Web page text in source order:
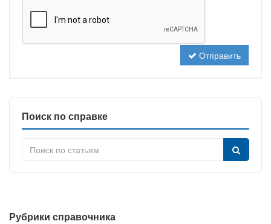
Отправить
Поиск по справке
Рубрики справочника